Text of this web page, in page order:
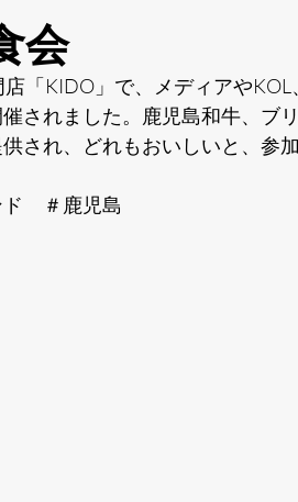
会
「KIDO」で、メディアや
催されました。鹿児島和牛、ブ
され、どれもおいしいと、参
　＃鹿児島